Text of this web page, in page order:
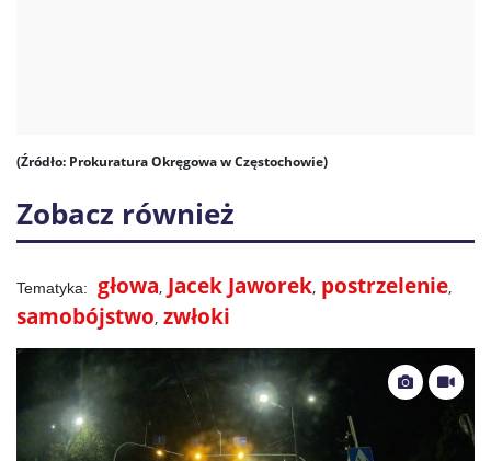
(Źródło: Prokuratura Okręgowa w Częstochowie)
Zobacz również
głowa Jacek Jaworek postrzelenie
samobójstwo zwłoki